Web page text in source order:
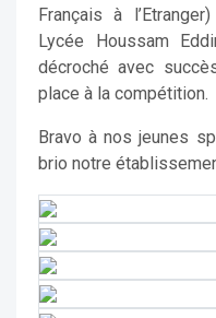
Français à
Lycée Houssam
décroché avec
place à la compétition.
Bravo à nos jeunes
brio notre